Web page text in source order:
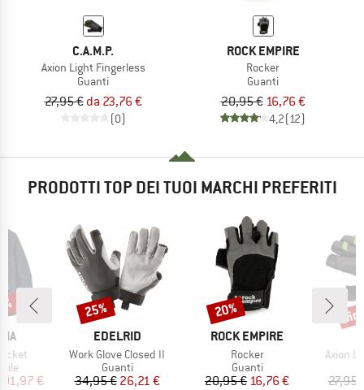
C.A.M.P.
Axion Light Fingerless
Guanti
27,95 € da 23,76 €
(0)
ROCK EMPIRE
Rocker
Guanti
20,95 € 16,76 €
4,2(12)
PRODOTTI TOP DEI TUOI MARCHI PREFERITI
ridotto
€
MARCHIO
EDELRID
Articolo
Work Glove Closed II
Gruppo di prodotti
Guanti
Prezzo
34,95 €Prezzo ridotto
26,21 €
Sconto
25%
MARCHIO
ROCK EMPIRE
Articolo
Rocker
Gruppo di prodotti
Guanti
Prezzo
20,95 €Prezzo ridotto
16,76 €
Sconto
20%
Articolo
Axion
27,95